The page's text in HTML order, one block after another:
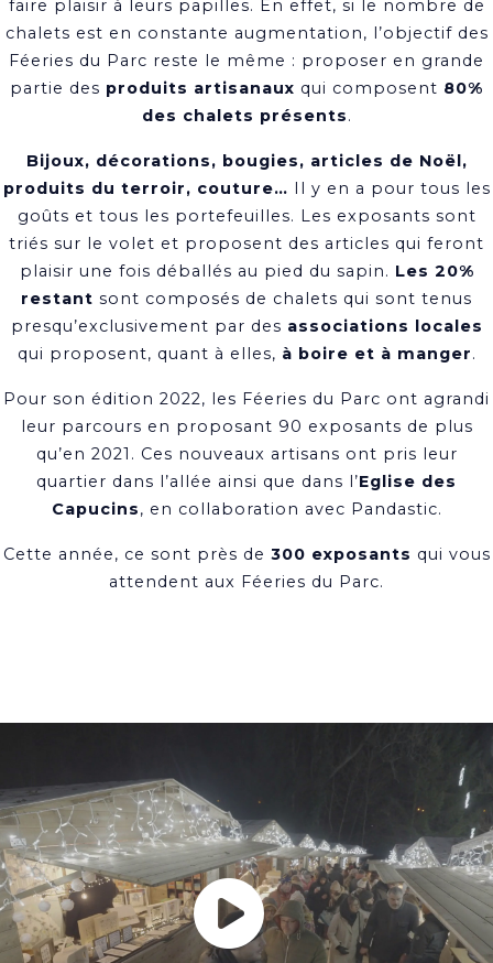
faire plaisir à leurs papilles. En effet, si le nombre de
chalets est en constante augmentation, l’objectif des
Féeries du Parc reste le même : proposer en grande
partie des produits artisanaux qui composent 80%
des chalets présents.
Bijoux, décorations, bougies, articles de Noël,
produits du terroir, couture… Il y en a pour tous les
goûts et tous les portefeuilles. Les exposants sont
triés sur le volet et proposent des articles qui feront
plaisir une fois déballés au pied du sapin. Les 20%
restant sont composés de chalets qui sont tenus
presqu’exclusivement par des associations locales
qui proposent, quant à elles, à boire et à manger.
Pour son édition 2022, les Féeries du Parc ont agrandi
leur parcours en proposant 90 exposants de plus
qu’en 2021. Ces nouveaux artisans ont pris leur
quartier dans l’allée ainsi que dans l’Eglise des
Capucins, en collaboration avec Pandastic.
Cette année, ce sont près de 300 exposants qui vous
attendent aux Féeries du Parc.